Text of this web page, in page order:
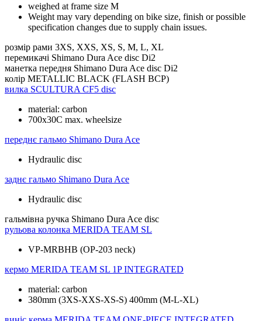
weighed at frame size M
Weight may vary depending on bike size, finish or possible
specification changes due to supply chain issues.
розмір рами 3XS, XXS, XS, S, M, L, XL
перемикачі Shimano Dura Ace disc Di2
манетка передня Shimano Dura Ace disc Di2
колір METALLIC BLACK (FLASH BCP)
вилка SCULTURA CF5 disc
material: carbon
700x30C max. wheelsize
переднє гальмо Shimano Dura Ace
Hydraulic disc
заднє гальмо Shimano Dura Ace
Hydraulic disc
гальмівна ручка Shimano Dura Ace disc
рульова колонка MERIDA TEAM SL
VP-MRBHB (OP-203 neck)
кермо MERIDA TEAM SL 1P INTEGRATED
material: carbon
380mm (3XS-XXS-XS-S) 400mm (M-L-XL)